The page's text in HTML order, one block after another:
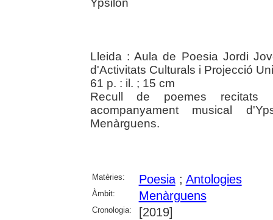
Ypsilon
Lleida : Aula de Poesia Jordi
d'Activitats Culturals i Projecció
61 p. : il. ; 15 cm
Recull de poemes recitats
acompanyament musical
Menàrguens.
Matèries: Poesia; Antologies
Àmbit: Menàrguens
Cronologia: [2019]